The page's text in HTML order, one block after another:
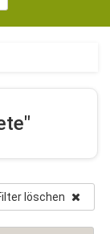
löschen